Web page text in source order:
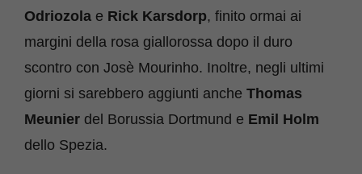
Odriozola e Rick Karsdorp, finito ormai ai
margini della rosa giallorossa dopo il duro
scontro con Josè Mourinho. Inoltre, negli ultimi
giorni si sarebbero aggiunti anche Thomas
Meunier del Borussia Dortmund e Emil Holm
dello Spezia.